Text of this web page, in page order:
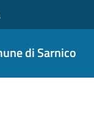
di Sarnico